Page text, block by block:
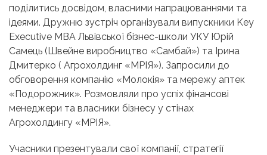
поділитись досвідом, власними напрацюваннями та
ідеями. Дружню зустріч організували випускники Key
Executive MBA Львівської бізнес-школи УКУ Юрій
Самець (Швейне виробництво «Самбай») та Ірина
Дмитерко ( Агрохолдинг «МРІЯ»). Запросили до
обговорення компанію «Молокія» та мережу аптек
«Подорожник». Розмовляли про успіх фінансові
менеджери та власники бізнесу у стінах
Агрохолдингу «МРІЯ».
Учасники презентували свої компанії, стратегії